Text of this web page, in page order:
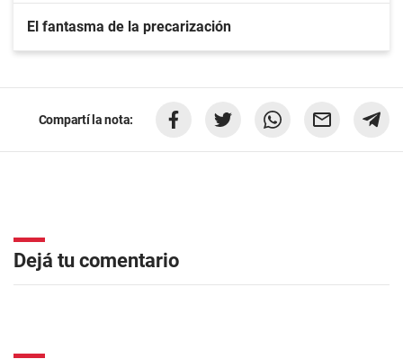
El fantasma de la precarización
Compartí la nota:
Dejá tu comentario